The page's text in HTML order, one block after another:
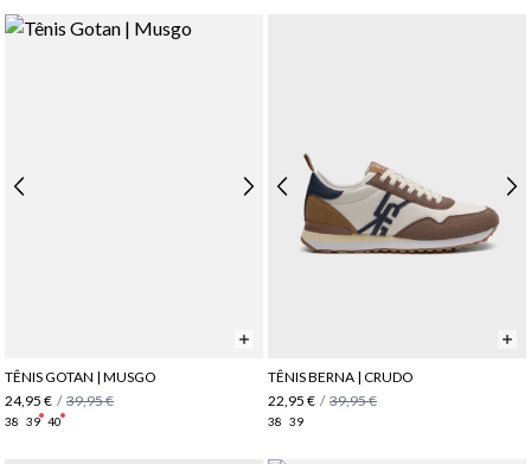
TÊNIS GOTAN | MUSGO
24,95 € / 39,95 €
38 39 40
TÊNIS BERNA | CRUDO
22,95 € / 39,95 €
38 39